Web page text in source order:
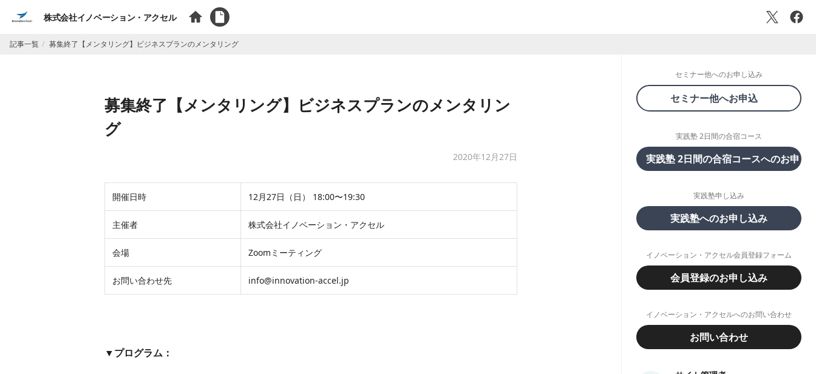
株式会社イノベーション・アクセル
記事一覧 募集終了【メンタリング】ビジネスプランのメンタリング
募集終了【メンタリング】ビジネスプランのメンタリン
グ
2020年12月27日
開催日時 12月27日（日） 18:00〜19:30
主催者 株式会社イノベーション・アクセル
会場 Zoomミーティング
お問い合わせ先 info@innovation-accel.jp
▼プログラム：
セミナー他へのお申し込み
セミナー他へお申込
実践塾 2日間の合宿コース
実践塾 2日間の合宿コースへのお申し
実践塾申し込み
実践塾へのお申し込み
イノベーション・アクセル会員登録フォーム
会員登録のお申し込み
イノベーション・アクセルへのお問い合わせ
お問い合わせ